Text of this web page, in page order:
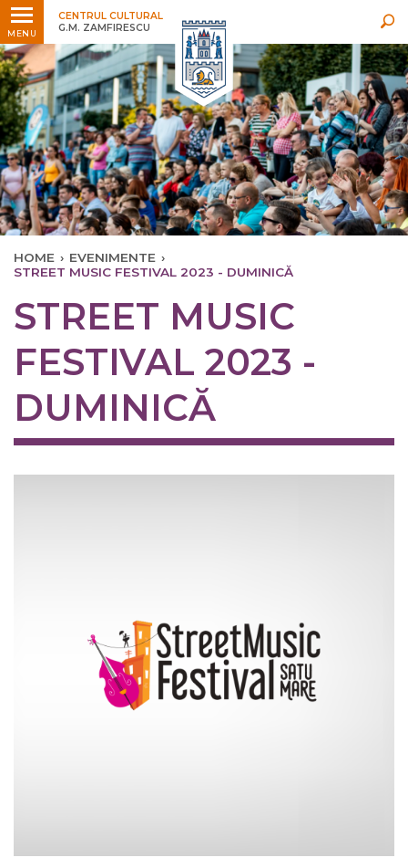
MENU
CENTRUL CULTURAL
G.M. ZAMFIRESCU
Ultimele
HOME › EVENIMENTE ›
STREET MUSIC FESTIVAL 2023 - DUMINICĂ
STREET MUSIC
FESTIVAL 2023 -
DUMINICĂ